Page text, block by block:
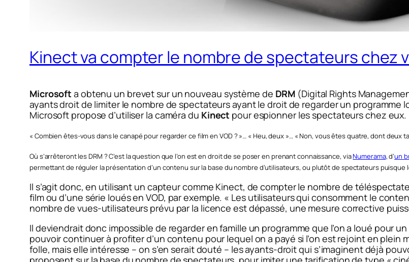
Kinect va compter le nombre de spectateurs chez
Microsoft a obtenu un brevet sur un nouveau système de DRM (Digital Rights
ayants droit de limiter le nombre de spectateurs ayant le droit de regarder un programme
Microsoft propose d’utiliser la caméra du Kinect pour espionner les spectateurs chez eux.
« Combien êtes-vous dans le canapé pour regarder ce film en VOD ? »… « Heu, deux »… « Non, vous êtes quatre, dont deux
Où s’arrêteront les DRM ? C’est la question que l’on est en droit de se poser en prenant connaissance, viaNumerama, d’un
permettant de réguler la présentation d’un contenu sur la base du nombre d’utilisateurs, ou plutôt de spectateurs
Il s’agit donc, en utilisant un capteur comme Kinect, de compter le nombre de
film ou d’une série loués en VOD, par exemple. « Les utilisateurs qui consomment le
nombre de vues-utilisateurs prévu par la licence est dépassé, une mesure corrective
Il deviendrait donc impossible de regarder en famille un programme que l’on a loué pour
pouvoir continuer à profiter d’un contenu pour lequel on a payé si l’on est rejoint en plein
folle, mais elle intéresse – on s’en serait douté – les ayants-droit qui s’imaginent déjà